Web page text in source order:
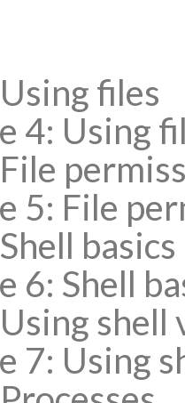
files
4: Using
5: File
basics
6: Shell
shell
7: Using